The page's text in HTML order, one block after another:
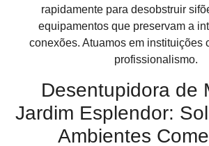
rapidamente para desobstruir
equipamentos que preservam a
conexões. Atuamos em instituições
profissionalismo.
Desentupidora de
Jardim Esplendor:
Ambientes